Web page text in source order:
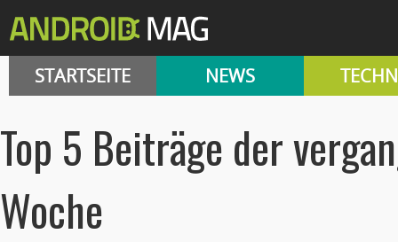
STARTSEITE NEWS
Top 5 Beiträge der
Woche